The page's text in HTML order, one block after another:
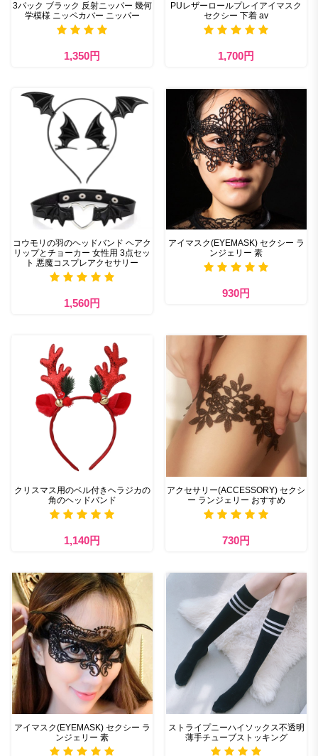
3パック ブラック 反射ニッパー 幾何
学模様 ニッペカバー ニッパー
1,350円
PUレザーロールプレイアイマスク
セクシー 下着 av
1,700円
コウモリの羽のヘッドバンド ヘアク
リップとチョーカー 女性用 3点セッ
ト 悪魔コスプレアクセサリー
1,560円
アイマスク(EYEMASK) セクシー ラ
ンジェリー 素
930円
クリスマス用のベル付きヘラジカの
角のヘッドバンド
1,140円
アクセサリー(ACCESSORY) セクシ
ー ランジェリー おすすめ
730円
アイマスク(EYEMASK) セクシー ラ
ンジェリー 素
ストライプニーハイソックス不透明
薄手チューブストッキング